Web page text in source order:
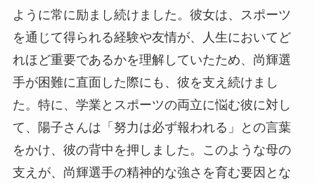
ように常に励まし続けました。彼女は、スポーツ
を通じて得られる経験や友情が、人生においてど
れほど重要であるかを理解していたため、尚輝選
手が困難に直面した際にも、彼を支え続けまし
た。特に、学業とスポーツの両立に悩む彼に対し
て、陽子さんは「努力は必ず報われる」との言葉
をかけ、彼の背中を押しました。このような母の
支えが、尚輝選手の精神的な強さを育む要因とな